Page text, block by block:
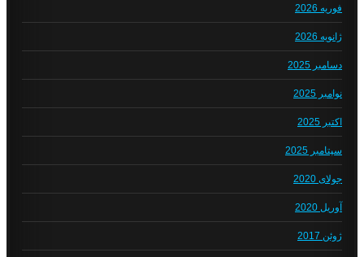
فوریه 2026
ژانویه 2026
دسامبر 2025
نوامبر 2025
اکتبر 2025
سپتامبر 2025
جولای 2020
آوریل 2020
ژوئن 2017